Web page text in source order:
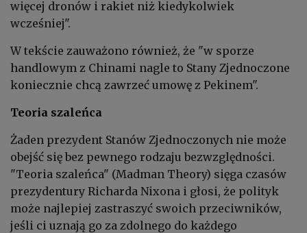
więcej dronów i rakiet niż kiedykolwiek
wcześniej".
W tekście zauważono również, że "w sporze
handlowym z Chinami nagle to Stany Zjednoczone
koniecznie chcą zawrzeć umowę z Pekinem".
Teoria szaleńca
Żaden prezydent Stanów Zjednoczonych nie może
obejść się bez pewnego rodzaju bezwzględności.
"Teoria szaleńca" (Madman Theory) sięga czasów
prezydentury Richarda Nixona i głosi, że polityk
może najlepiej zastraszyć swoich przeciwników,
jeśli ci uznają go za zdolnego do każdego